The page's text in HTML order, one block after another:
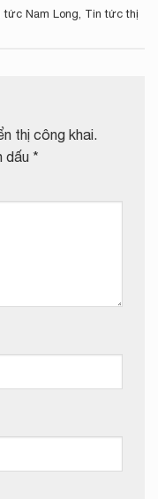
tức Nam Long, Tin tức thị
thị công khai.
dấu *